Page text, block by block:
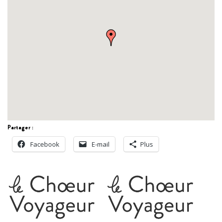
Partager :
Facebook
E-mail Plus